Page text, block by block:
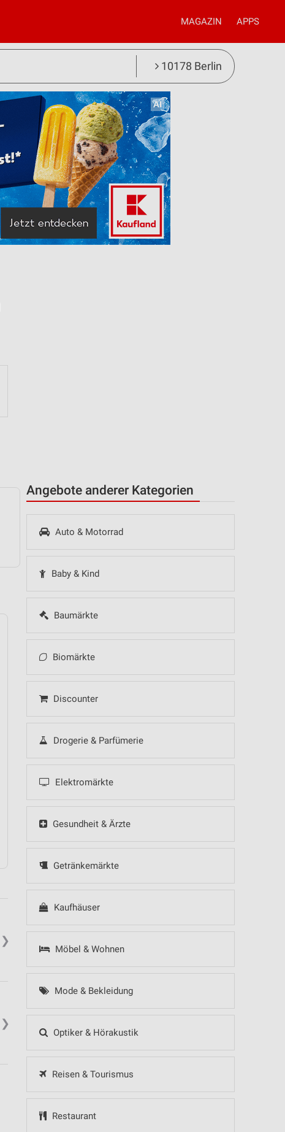
MAGAZIN APPS
10178 Berlin
Angebote anderer Kategorien
Auto & Motorrad
Baby & Kind
Baumärkte
Biomärkte
Discounter
Drogerie & Parfümerie
Elektromärkte
Gesundheit & Ärzte
Getränkemärkte
Kaufhäuser
Möbel & Wohnen
Mode & Bekleidung
Optiker & Hörakustik
Reisen & Tourismus
Restaurant
❯
❯